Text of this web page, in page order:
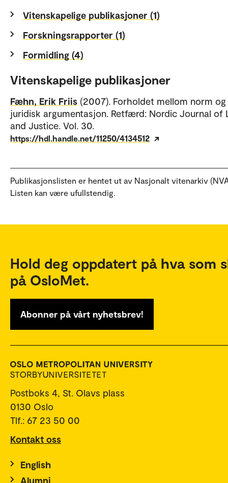
Vitenskapelige publikasjoner (1)
Forskningsrapporter (1)
Formidling (4)
Vitenskapelige publikasjoner
Fæhn, Erik Friis (2007). Forholdet mellom norm og
juridisk argumentasjon. Retfærd: Nordic Journal of
and Justice. Vol. 30.
https://hdl.handle.net/11250/4134512
Publikasjonslisten er hentet ut av Nasjonalt vitenarkiv
Listen kan være ufullstendig.
Hold deg oppdatert på hva som
på OsloMet.
Abonner på vårt nyhetsbrev!
Postboks 4, St. Olavs plass
0130 Oslo
Tlf.: 67 23 50 00
Kontakt oss
English
Alumni